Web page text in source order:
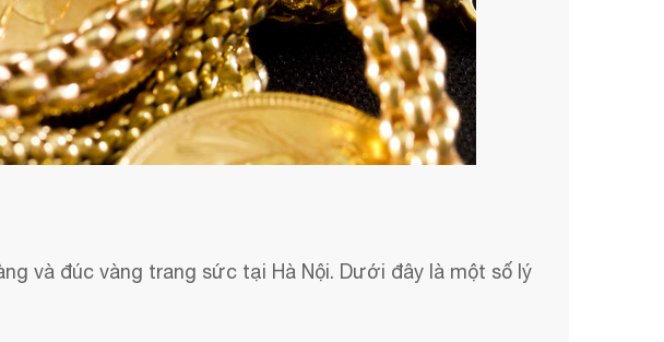
và đúc vàng trang sức tại Hà Nội. Dưới đây là một số lý